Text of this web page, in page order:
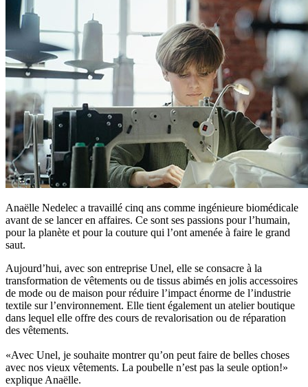
Anaëlle Nedelec a travaillé cinq ans comme ingénieure biomédicale
avant de se lancer en affaires. Ce sont ses passions pour l’humain,
pour la planète et pour la couture qui l’ont amenée à faire le grand
saut.
Aujourd’hui, avec son entreprise Unel, elle se consacre à la
transformation de vêtements ou de tissus abimés en jolis accessoires
de mode ou de maison pour réduire l’impact énorme de l’industrie
textile sur l’environnement. Elle tient également un atelier boutique
dans lequel elle offre des cours de revalorisation ou de réparation
des vêtements.
«Avec Unel, je souhaite montrer qu’on peut faire de belles choses
avec nos vieux vêtements. La poubelle n’est pas la seule option!»
explique Anaëlle.